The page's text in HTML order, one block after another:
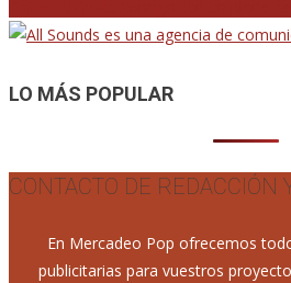
de
entradas
LO MÁS POPULAR
CONTACTO DE REDACCIÓN
En Mercadeo Pop ofrecemos
publicitarias para vuestros